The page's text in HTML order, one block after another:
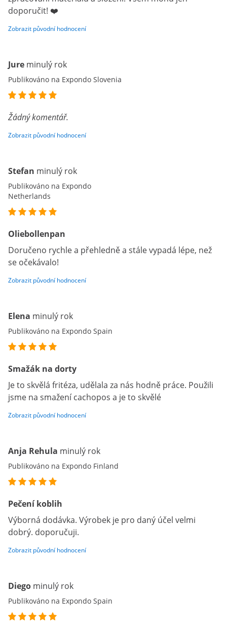
doporučit! ❤️
Zobrazit původní hodnocení
Jure minulý rok
Publikováno na Expondo Slovenia
Žádný komentář.
Zobrazit původní hodnocení
Stefan minulý rok
Publikováno na Expondo
Netherlands
Oliebollenpan
Doručeno rychle a přehledně a stále vypadá lépe, než
se očekávalo!
Zobrazit původní hodnocení
Elena minulý rok
Publikováno na Expondo Spain
Smažák na dorty
Je to skvělá fritéza, udělala za nás hodně práce. Použili
jsme na smažení cachopos a je to skvělé
Zobrazit původní hodnocení
Anja Rehula minulý rok
Publikováno na Expondo Finland
Pečení koblih
Výborná dodávka. Výrobek je pro daný účel velmi
dobrý. doporučuji.
Zobrazit původní hodnocení
Diego minulý rok
Publikováno na Expondo Spain